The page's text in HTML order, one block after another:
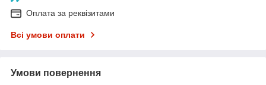
Оплата за реквізитами
Всі умови оплати
Умови повернення